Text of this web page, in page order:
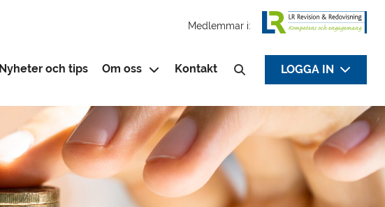
Medlemmar i:
Nyheter och tips Om oss Kontakt
Sök efter:
LOGGA IN